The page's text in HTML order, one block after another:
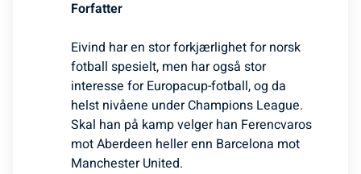
Forfatter
Eivind har en stor forkjærlighet for norsk
fotball spesielt, men har også stor
interesse for Europacup-fotball, og da
helst nivåene under Champions League.
Skal han på kamp velger han Ferencvaros
mot Aberdeen heller enn Barcelona mot
Manchester United.